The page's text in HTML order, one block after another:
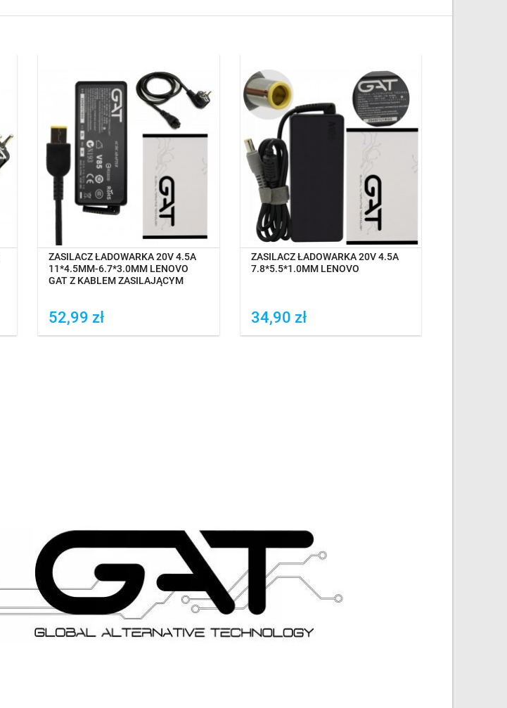
ZASILACZ ŁADOWARKA 20V 4.5A
11*4.5MM-6.7*3.0MM LENOVO
GAT Z KABLEM ZASILAJĄCYM
52,99 zł
OCZEKIWANIE NA DOSTAWĘ
Dodaj do porówania
ZASILACZ ŁADOWARKA 20V 4.5A
7.8*5.5*1.0MM LENOVO
34,90 zł
OCZEKIWANIE NA DOSTAWĘ
Dodaj do porówania